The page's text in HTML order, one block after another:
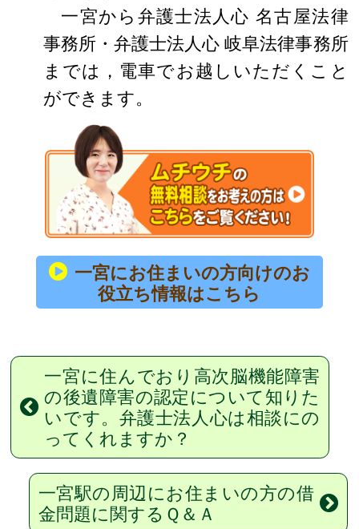
一宮から弁護士法人心 名古屋法律
事務所・弁護士法人心 岐阜法律事務所
までは，電車でお越しいただくこと
ができます。
一宮にお住まいの方向けのお
役立ち情報はこちら
一宮に住んでおり高次脳機能障害
の後遺障害の認定について知りた
いです。弁護士法人心は相談にの
ってくれますか？
一宮駅の周辺にお住まいの方の借
金問題に関するＱ＆Ａ